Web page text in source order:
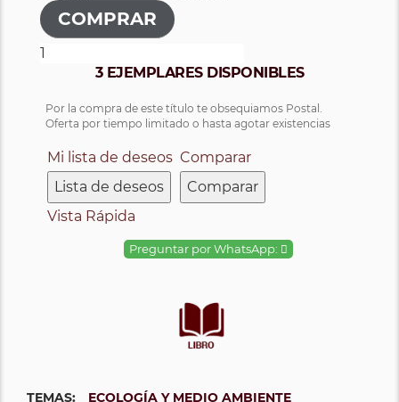
3 EJEMPLARES DISPONIBLES
Por la compra de este título te obsequiamos Postal.
Oferta por tiempo limitado o hasta agotar existencias
Mi lista de deseos
Lista de deseos
Comparar
Comparar
Vista Rápida
Preguntar por WhatsApp:
TEMAS:
ECOLOGÍA Y MEDIO AMBIENTE